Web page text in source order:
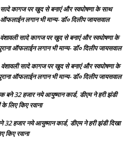
सादे कागज पर खुद से बनाएं और स्वघोषणा के साथ
लगान भी मान्य- डॉ० दिलीप जायसवाल
वंशावली सादे कागज पर खुद से बनाएं और स्वघोषणा के
ऑफलाईन लगान भी मान्य- डॉ० दिलीप जायसवाल
वंशावली सादे कागज पर खुद से बनाएं और स्वघोषणा के
ऑफलाईन लगान भी मान्य- डॉ० दिलीप जायसवाल
बने 32 हजार नये आयुष्मान कार्ड, डीएम ने हरी झंडी
लिए किए रवाना
हजार नये आयुष्मान कार्ड, डीएम ने हरी झंडी दिखा
किए रवाना